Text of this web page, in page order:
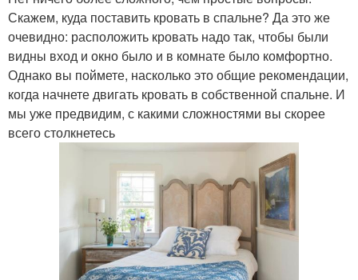
Скажем, куда поставить кровать в спальне? Да это же
очевидно: расположить кровать надо так, чтобы были
видны вход и окно было и в комнате было комфортно.
Однако вы поймете, насколько это общие рекомендации,
когда начнете двигать кровать в собственной спальне. И
мы уже предвидим, с какими сложностями вы скорее
всего столкнетесь